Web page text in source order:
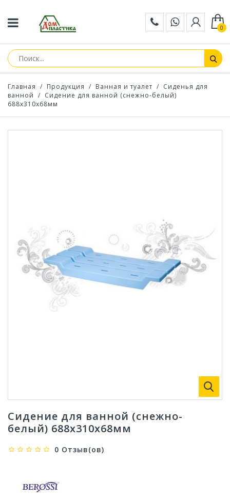
0
Главная / Продукция / Ванная и туалет / Сиденья для
ванной / Сидение для ванной (снежно-белый)
688х310х68мм
Сидение для ванной (снежно-
белый) 688х310х68мм
0 Отзыв(ов)